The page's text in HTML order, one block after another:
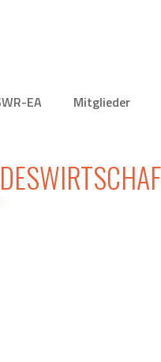
EA Mitglieder